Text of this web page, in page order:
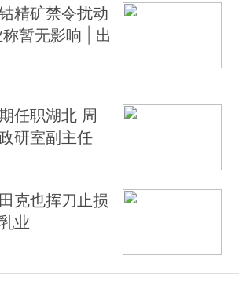
精矿禁令扰动
暂无影响 | 出
任职湖北 周
研室副主任
克也挥刀止损
业